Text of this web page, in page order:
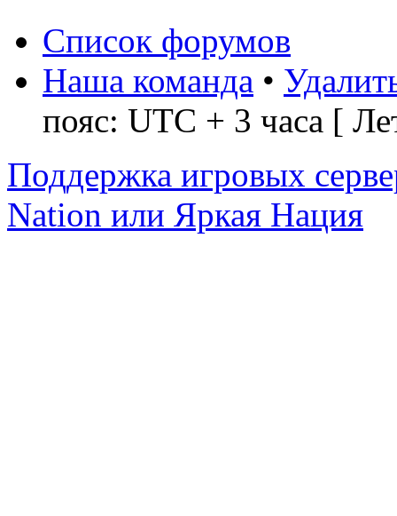
Список форумов
Наша команда •
пояс: UTC + 3 часа [
Поддержка игровых
Nation или Яркая Нация